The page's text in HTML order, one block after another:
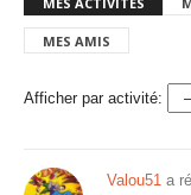
MES AMIS
Afficher par activité:
Valou51 a